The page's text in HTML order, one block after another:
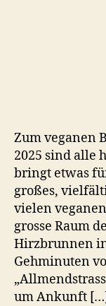
Zum veganen
2025 sind alle
bringt etwas
großes,
vielen
grosse Raum
Hirzbrunnen in
Gehminuten
um Ankunft